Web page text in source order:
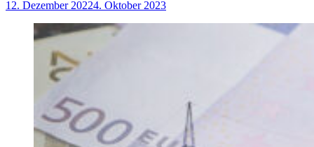
12. Dezember 20224. Oktober 2023